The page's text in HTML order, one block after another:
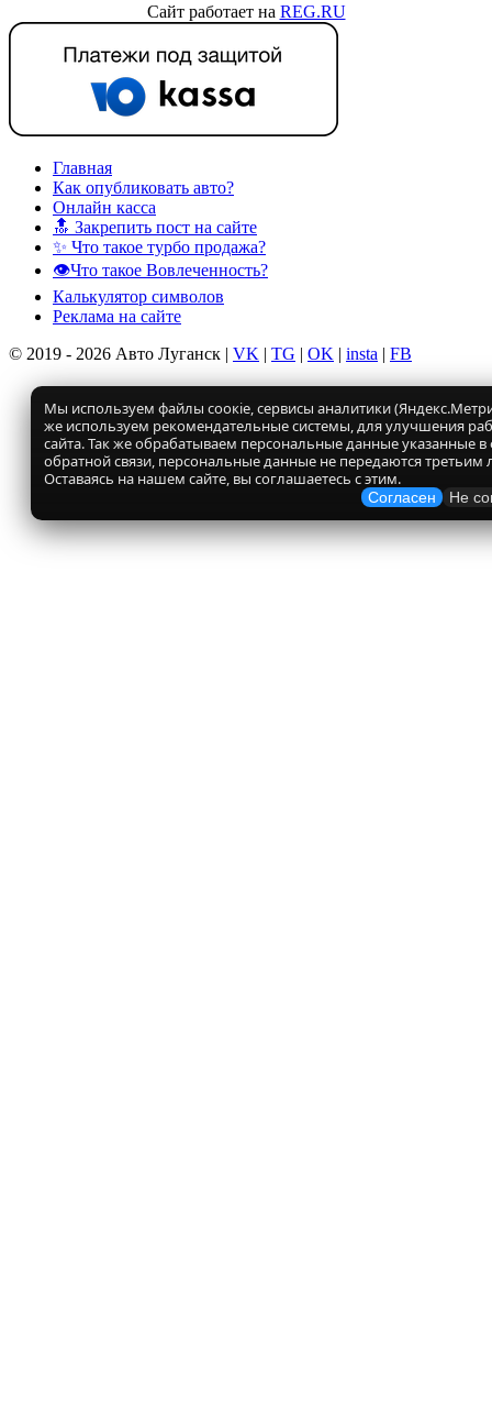
Сайт работает на REG.RU
Главная
Как опубликовать авто?
Онлайн касса
🔝 Закрепить пост на сайте
✨ Что такое турбо продажа?
👁️Что такое Вовлеченность?
Калькулятор символов
Реклама на сайте
© 2019 - 2026 Авто Луганск | VK | TG | OK | insta | FB
Мы используем файлы соокіе, сервисы аналитики
же используем рекомендательные системы, для улучшения
сайта. Так же обрабатываем персональные данные указанные
обратной связи, персональные данные не передаются третьим
Оставаясь на нашем сайте, вы соглашаетесь с этим.
Согласен Не